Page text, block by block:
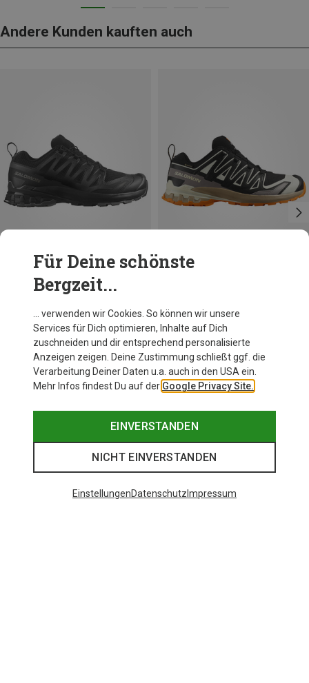
Andere Kunden kauften auch
Du sparst 13%
Für Deine schönste
Bergzeit...
… verwenden wir Cookies. So können wir unsere
Services für Dich optimieren, Inhalte auf Dich
zuschneiden und dir entsprechend personalisierte
Anzeigen zeigen. Deine Zustimmung schließt ggf. die
Verarbeitung Deiner Daten u.a. auch in den USA ein.
Mehr Infos findest Du auf der Google Privacy Site.
EINVERSTANDEN
NICHT EINVERSTANDEN
EinstellungenDatenschutz Impressum